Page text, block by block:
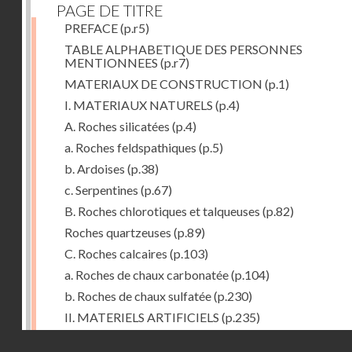
PAGE DE TITRE
PREFACE(p.r5)
TABLE ALPHABETIQUE DES PERSONNES
MENTIONNEES (p.r7)
MATERIAUX DE CONSTRUCTION (p.1)
I. MATERIAUX NATURELS (p.4)
A. Roches silicatées (p.4)
a. Roches feldspathiques (p.5)
b. Ardoises (p.38)
c. Serpentines (p.67)
B. Roches chlorotiques et talqueuses (p.82)
Roches quartzeuses (p.89)
C. Roches calcaires (p.103)
a. Roches de chaux carbonatée(p.104)
b. Roches de chaux sulfatée(p.230)
II. MATERIELS ARTIFICIELS (p.235)